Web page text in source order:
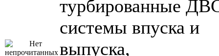
турбированные
системы впуска и
выпуска,